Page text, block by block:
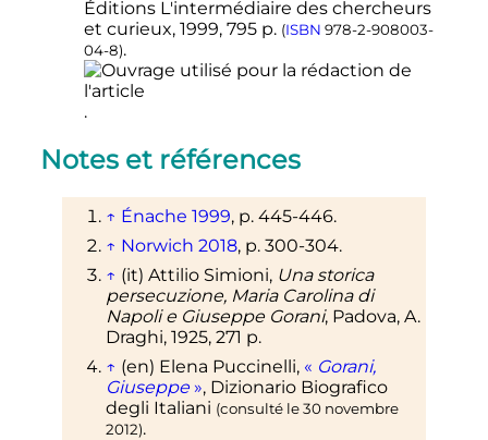
Éditions L'intermédiaire des chercheurs
et curieux, 1999, 795 p. (ISBN 978-2-908003-
04-8).
.
Notes et références
↑ Énache 1999, p. 445-446.
↑ Norwich 2018, p. 300-304.
↑ (it) Attilio Simioni, Una storica
persecuzione, Maria Carolina di
Napoli e Giuseppe Gorani, Padova, A.
Draghi, 1925, 271 p.
↑ (en) Elena Puccinelli, « Gorani,
Giuseppe », Dizionario Biografico
degli Italiani (consulté le30 novembre
2012).